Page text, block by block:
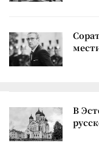
В